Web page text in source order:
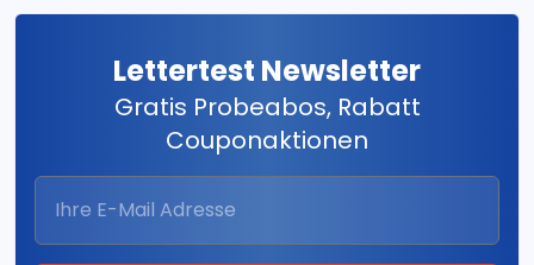
Lettertest Newsletter
Gratis Probeabos, Rabatt
Couponaktionen